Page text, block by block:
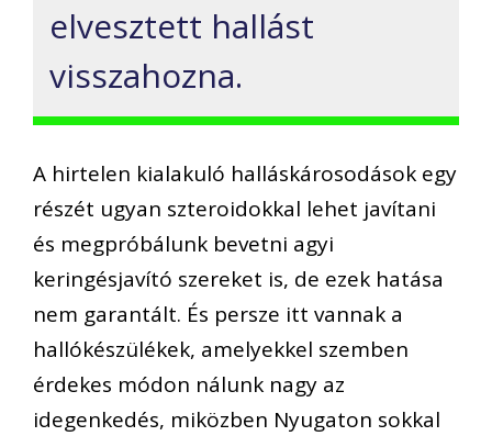
elvesztett hallást
visszahozna.
A hirtelen kialakuló halláskárosodások egy
részét ugyan szteroidokkal lehet javítani
és megpróbálunk bevetni agyi
keringésjavító szereket is, de ezek hatása
nem garantált. És persze itt vannak a
hallókészülékek, amelyekkel szemben
érdekes módon nálunk nagy az
idegenkedés, miközben Nyugaton sokkal